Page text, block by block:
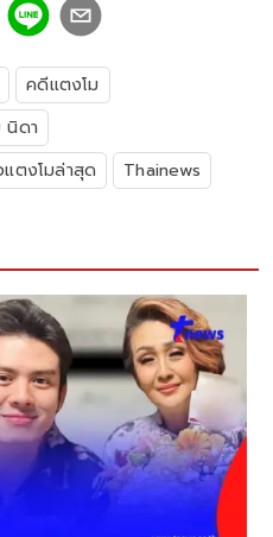
คดีแตงโม
นิดา
แตงโมล่าสุด Thainews